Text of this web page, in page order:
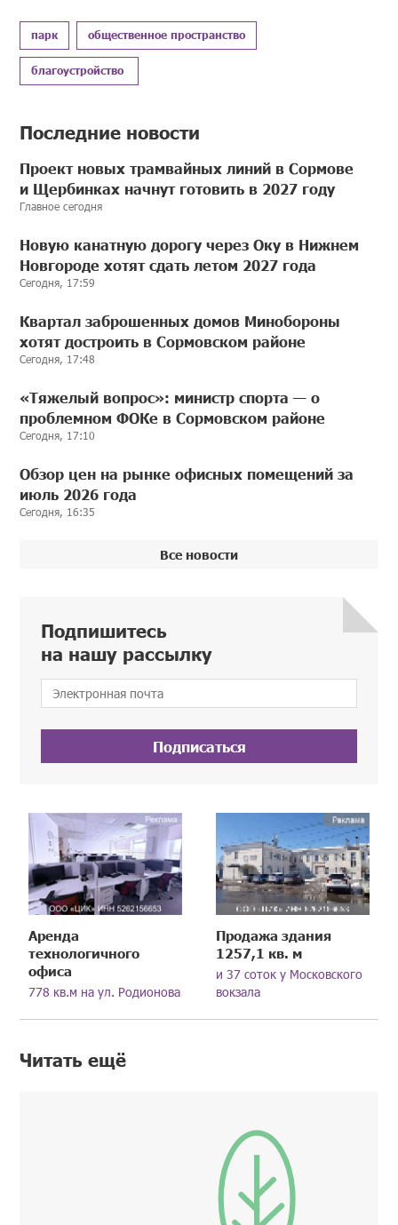
парк общественное пространство
благоустройство
Последние новости
Проект новых трамвайных линий в Сормове
и Щербинках начнут готовить в 2027 году
Главное сегодня
Новую канатную дорогу через Оку в Нижнем
Новгороде хотят сдать летом 2027 года
Сегодня, 17:59
Квартал заброшенных домов Минобороны
хотят достроить в Сормовском районе
Сегодня, 17:48
«Тяжелый вопрос»: министр спорта — о
проблемном ФОКе в Сормовском районе
Сегодня, 17:10
Обзор цен на рынке офисных помещений за
июль 2026 года
Сегодня, 16:35
Все новости
Подпишитесь
на нашу рассылку
Подписаться
Аренда
технологичного
офиса
778 кв.м на ул. Родионова
Продажа здания
1257,1 кв. м
и 37 соток у Московского
вокзала
Читать ещё